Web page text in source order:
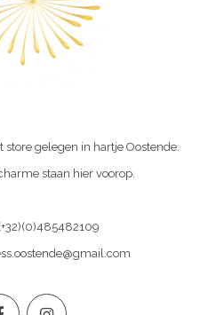
store gelegen in hartje Oostende.
staan hier voorop.